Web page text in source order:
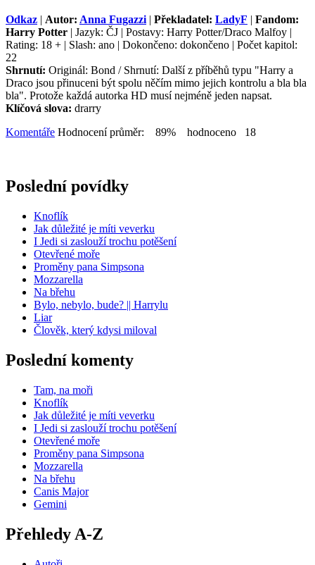
Odkaz | Autor: Anna Fugazzi | Překladatel: LadyF | Fandom:
Harry Potter | Jazyk: ČJ | Postavy: Harry Potter/Draco Malfoy |
Rating: 18 + | Slash: ano | Dokončeno: dokončeno | Počet kapitol:
22
Shrnutí: Originál: Bond / Shrnutí: Další z příběhů typu "Harry a
Draco jsou přinuceni být spolu něčím mimo jejich kontrolu a bla bla
bla". Protože každá autorka HD musí nejméně jeden napsat.
Klíčová slova: drarry
Komentáře Hodnocení průměr: 89% hodnoceno 18
Poslední povídky
Knoflík
Jak důležité je míti veverku
I Jedi si zaslouží trochu potěšení
Otevřené moře
Proměny pana Simpsona
Mozzarella
Na břehu
Bylo, nebylo, bude? || Harrylu
Liar
Člověk, který kdysi miloval
Poslední komenty
Tam, na moři
Knoflík
Jak důležité je míti veverku
I Jedi si zaslouží trochu potěšení
Otevřené moře
Proměny pana Simpsona
Mozzarella
Na břehu
Canis Major
Gemini
Přehledy A-Z